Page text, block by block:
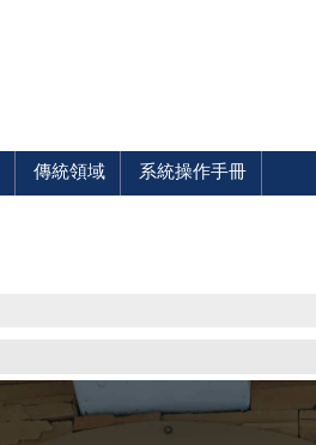
傳統領域 系統操作手冊